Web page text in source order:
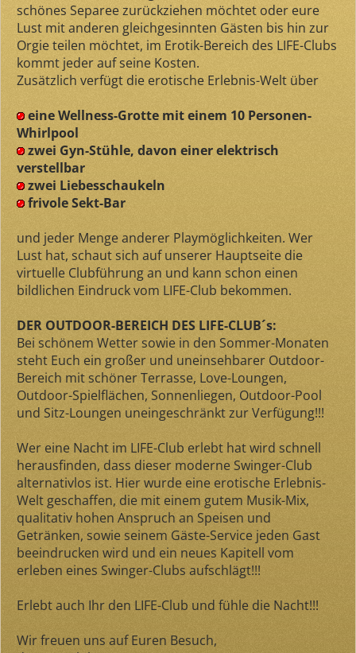
schönes Separee zurückziehen möchtet oder eure
Lust mit anderen gleichgesinnten Gästen bis hin zur
Orgie teilen möchtet, im Erotik-Bereich des LIFE-Clubs
kommt jeder auf seine Kosten.
Zusätzlich verfügt die erotische Erlebnis-Welt über
eine Wellness-Grotte mit einem 10 Personen-
Whirlpool
zwei Gyn-Stühle, davon einer elektrisch
verstellbar
zwei Liebesschaukeln
frivole Sekt-Bar
und jeder Menge anderer Playmöglichkeiten. Wer
Lust hat, schaut sich auf unserer Hauptseite die
virtuelle Clubführung an und kann schon einen
bildlichen Eindruck vom LIFE-Club bekommen.
DER OUTDOOR-BEREICH DES LIFE-CLUB´s:
Bei schönem Wetter sowie in den Sommer-Monaten
steht Euch ein großer und uneinsehbarer Outdoor-
Bereich mit schöner Terrasse, Love-Loungen,
Outdoor-Spielflächen, Sonnenliegen, Outdoor-Pool
und Sitz-Loungen uneingeschränkt zur Verfügung!!!
Wer eine Nacht im LIFE-Club erlebt hat wird schnell
herausfinden, dass dieser moderne Swinger-Club
alternativlos ist. Hier wurde eine erotische Erlebnis-
Welt geschaffen, die mit einem gutem Musik-Mix,
qualitativ hohen Anspruch an Speisen und
Getränken, sowie seinem Gäste-Service jeden Gast
beeindrucken wird und ein neues Kapitell vom
erleben eines Swinger-Clubs aufschlägt!!!
Erlebt auch Ihr den LIFE-Club und fühle die Nacht!!!
Wir freuen uns auf Euren Besuch,